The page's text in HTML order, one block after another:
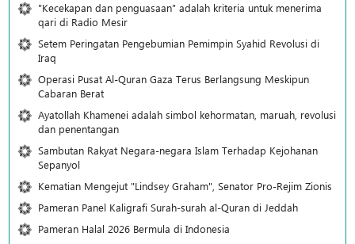
"Kecekapan dan penguasaan" adalah kriteria untuk menerima
qari di Radio Mesir
Setem Peringatan Pengebumian Pemimpin Syahid Revolusi di
Iraq
Operasi Pusat Al-Quran Gaza Terus Berlangsung Meskipun
Cabaran Berat
Ayatollah Khamenei adalah simbol kehormatan, maruah, revolusi
dan penentangan
Sambutan Rakyat Negara-negara Islam Terhadap Kejohanan
Sepanyol
Kematian Mengejut "Lindsey Graham", Senator Pro-Rejim Zionis
Pameran Panel Kaligrafi Surah-surah al-Quran di Jeddah
Pameran Halal 2026 Bermula di Indonesia